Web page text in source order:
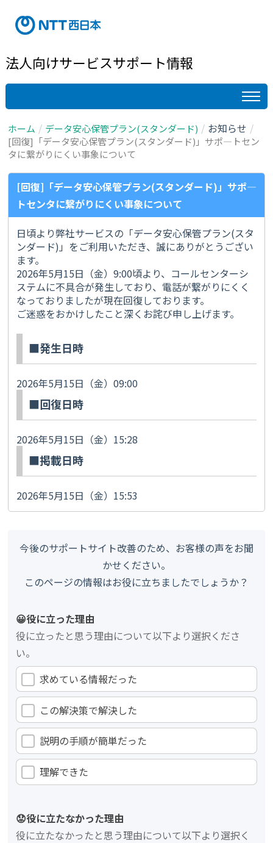
法人向けサービスサポート情報
ホーム データ安心保管プラン(スタンダード) お知らせ
[回復]「データ安心保管プラン(スタンダード)」サポ―トセン
タに繋がりにくい事象について
[回復]「データ安心保管プラン(スタンダード)」サポ―
トセンタに繋がりにくい事象について
日頃より弊社サービスの「データ安心保管プラン(スタ
ンダード)」をご利用いただき、誠にありがとうござい
ます。
2026年5月15日（金）9:00頃より、コールセンターシ
ステムに不具合が発生しており、電話が繋がりにくく
なっておりましたが現在回復しております。
ご迷惑をおかけしたこと深くお詫び申し上げます。
■発生日時
2026年5月15日（金）09:00
■回復日時
2026年5月15日（金）15:28
■掲載日時
2026年5月15日（金）15:53
今後のサポートサイト改善のため、お客様の声をお聞
かせください。
このページの情報はお役に立ちましたでしょうか？
😀役に立った理由
役に立ったと思う理由について以下より選択くださ
い。
求めている情報だった
この解決策で解決した
説明の手順が簡単だった
理解できた
😟役に立たなかった理由
役に立たなかったと思う理由について以下より選択く